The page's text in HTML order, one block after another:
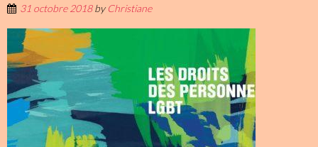
31 octobre 2018byChristiane